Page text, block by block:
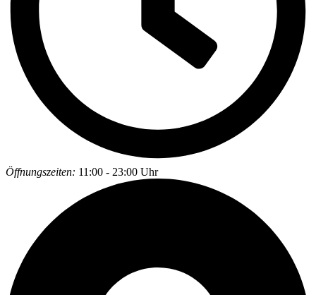
Öffnungszeiten: 11:00 - 23:00 Uhr